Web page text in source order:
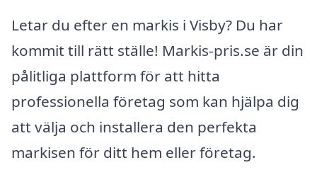
Letar du efter en markis i Visby? Du har
kommit till rätt ställe! Markis-pris.se är din
pålitliga plattform för att hitta
professionella företag som kan hjälpa dig
att välja och installera den perfekta
markisen för ditt hem eller företag.